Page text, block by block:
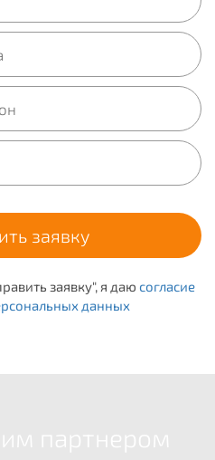
заявку", я даю согласие
данных